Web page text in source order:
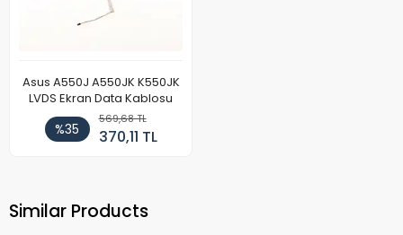
Asus A550J A550JK K550JK
LVDS Ekran Data Kablosu
%35
569,68 TL
370,11 TL
Similar Products